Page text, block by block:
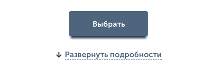
Выбрать
Развернуть подробности